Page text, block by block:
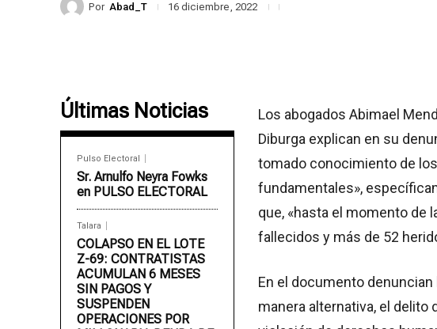
Por Abad_T 16 diciembre, 2022
Últimas Noticias
Pulso Electoral
Sr. Arnulfo Neyra Fowks
en PULSO ELECTORAL
Talara
COLAPSO EN EL LOTE
Z-69: CONTRATISTAS
ACUMULAN 6 MESES
SIN PAGOS Y
SUSPENDEN
OPERACIONES POR
Los abogados Abimael
Diburga explican en su
tomado conocimiento de
fundamentales»,
que, «hasta el momento de
fallecidos y más de 52
En el documento
manera alternativa, el delito